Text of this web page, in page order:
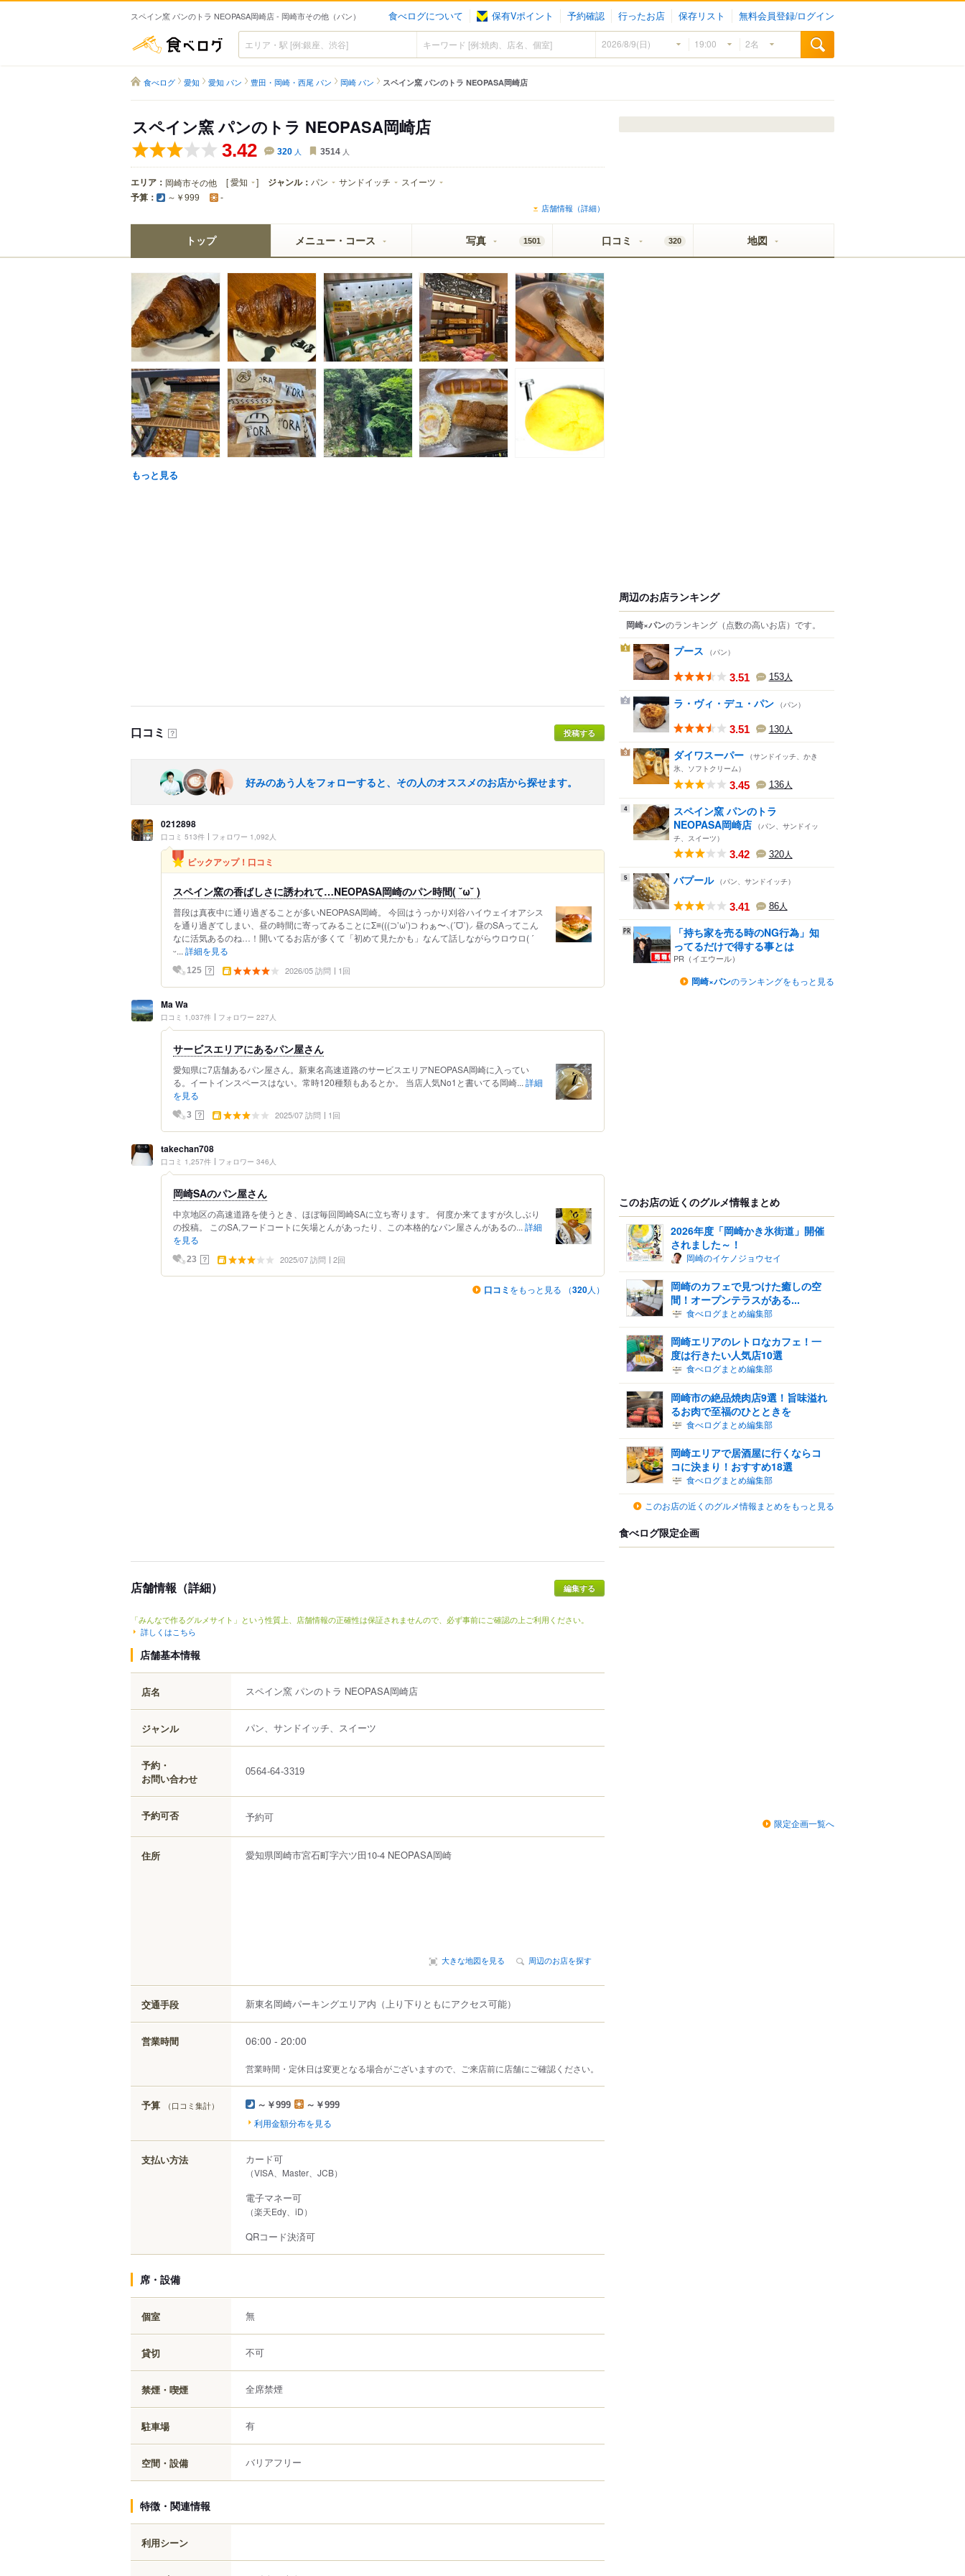
スペイン窯 パンのトラ NEOPASA岡崎店 - 岡崎市その他（パン） 食べログについて 保有Vポイント 予約確認 行ったお店 保存リスト 無料会員登録/ログイン
食べログ
食べログ 愛知 愛知 パン 豊田・岡崎・西尾 パン 岡崎 パン スペイン窯 パンのトラ NEOPASA岡崎店
スペイン窯 パンのトラ NEOPASA岡崎店
3.42 320 人 3514 人
エリア： 岡崎市その他 [愛知 ] ジャンル： パン サンドイッチ スイーツ
予算： ～￥999 -
店舗情報（詳細）
トップ メニュー・コース 写真 1501 口コミ 320 地図
もっと見る
口コミ ？ 投稿する
好みのあう人をフォローすると、その人のオススメのお店から探せます。
0212898
口コミ 513件 フォロワー 1,092人
ピックアップ！口コミ
スペイン窯の香ばしさに誘われて…NEOPASA岡崎のパン時間( ˘ω˘ )
普段は真夜中に通り過ぎることが多いNEOPASA岡崎。 今回はうっかり刈谷ハイウェイオアシス
を通り過ぎてしまい、昼の時間に寄ってみることにΣ≡(((⊃’ω’)⊃ わぁ〜⸜(ˊᗜˋ)⸝ 昼のSAってこん
なに活気あるのね…！開いてるお店が多くて「初めて見たかも」なんて話しながらウロウロ( ˊ
ᵕ... 詳細を見る
125 ？ 2026/05 訪問 1回
Ma Wa
口コミ 1,037件 フォロワー 227人
サービスエリアにあるパン屋さん
愛知県に7店舗あるパン屋さん。新東名高速道路のサービスエリアNEOPASA岡崎に入ってい
る。イートインスペースはない。常時120種類もあるとか。 当店人気No1と書いてる岡崎... 詳細
を見る
3 ？ 2025/07 訪問 1回
takechan708
口コミ 1,257件 フォロワー 346人
岡崎SAのパン屋さん
中京地区の高速道路を使うとき、ほぼ毎回岡崎SAに立ち寄ります。 何度か来てますが久しぶり
の投稿。 このSA,フードコートに矢場とんがあったり、この本格的なパン屋さんがあるの... 詳細
を見る
23 ？ 2025/07 訪問 2回
口コミ をもっと見る （320人）
店舗情報（詳細）
「みんなで作るグルメサイト」という性質上、店舗情報の正確性は保証されませんので、必ず事前にご確認の上ご利用ください。
詳しくはこちら
店舗基本情報
店名 スペイン窯 パンのトラ NEOPASA岡崎店
ジャンル パン、サンドイッチ、スイーツ
予約・
お問い合わせ
0564-64-3319
予約可否 予約可
住所 愛知県岡崎市宮石町字六ツ田10-4 NEOPASA岡崎
大きな地図を見る 周辺のお店を探す
交通手段 新東名岡崎パーキングエリア内（上り下りともにアクセス可能）
営業時間 06:00 - 20:00
営業時間・定休日は変更となる場合がございますので、ご来店前に店舗にご確認ください。
予算 （口コミ集計） ～￥999 ～￥999
利用金額分布を見る
支払い方法 カード可
（VISA、Master、JCB）
電子マネー可
（楽天Edy、iD）
QRコード決済可
席・設備
個室 無
貸切 不可
禁煙・喫煙 全席禁煙
駐車場 有
空間・設備 バリアフリー
特徴・関連情報
利用シーン
周辺のお店ランキング
岡崎×パンのランキング （点数の高いお店） です。
1 プース （パン）
3.51 153人
2 ラ・ヴィ・デュ・パン （パン）
3.51 130人
3 ダイワスーパー （サンドイッチ、かき
氷、ソフトクリーム）
3.45 136人
4
スペイン窯 パンのトラ
NEOPASA岡崎店 （パン、サンドイッ
チ、スイーツ）
3.42 320人
5 バプール （パン、サンドイッチ）
3.41 86人
「持ち家を売る時のNG行為」知
ってるだけで得する事とは
PR（イエウール）
岡崎×パンのランキングをもっと見る
このお店の近くのグルメ情報まとめ
2026年度「岡崎かき氷街道」開催
されました～！
岡崎のイケノジョウセイ
岡崎のカフェで見つけた癒しの空
間！オープンテラスがある...
食べログまとめ編集部
岡崎エリアのレトロなカフェ！一
度は行きたい人気店10選
食べログまとめ編集部
岡崎市の絶品焼肉店9選！旨味溢れ
るお肉で至福のひとときを
食べログまとめ編集部
岡崎エリアで居酒屋に行くならコ
コに決まり！おすすめ18選
食べログまとめ編集部
このお店の近くのグルメ情報まとめをもっと見る
食べログ限定企画
限定企画一覧へ